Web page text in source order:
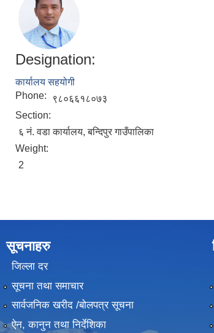
Designation:
कार्यालय सहयोगी
Phone:
९८०६६१८०७३
Section:
६ नं. वडा कार्यालय, बन्दिपुर गाउँपालिका
Weight:
2
सूचनाहरु
जिल्ला दर
सूचना तथा समाचार
सार्वजनिक खरीद /बोलपत्र सूचना
ऐन, कानुन तथा निर्देशिका